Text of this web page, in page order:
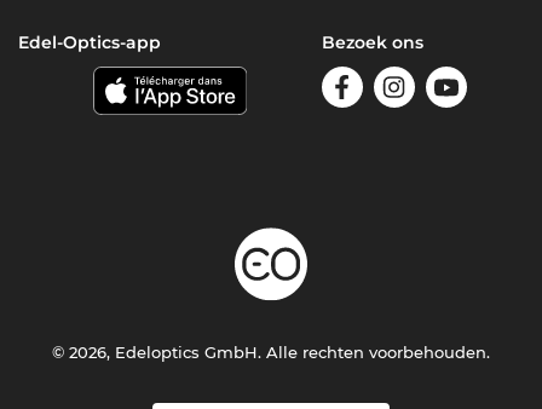
Edel-Optics-app Bezoek ons
© 2026, Edeloptics GmbH. Alle rechten voorbehouden.